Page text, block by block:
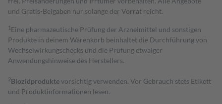
und Gratis-Beigaben nur solange der Vorrat reicht.
1 Eine pharmazeutische Prüfung der Arzneimittel und sonstigen
Produkte in deinem Warenkorb beinhaltet die Durchführung von
Wechselwirkungschecks und die Prüfung etwaiger
Anwendungshinweise des Herstellers.
2Biozidproduktevorsichtig verwenden. Vor Gebrauch stets Etikett
und Produktinformationen lesen.